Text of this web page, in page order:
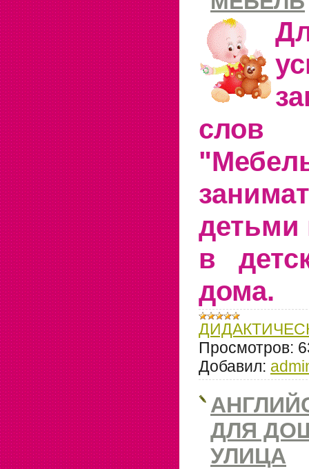
слов
детьми
в
дома.
Просмотров:
Добавил:
ДЛЯ
УЛИЦА